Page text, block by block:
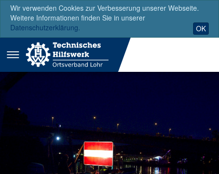
Wir verwenden Cookies zur Verbesserung unserer Webseite.
Weitere Informationen finden Sie in unserer
Datenschutzerklärung.
OK
Menü
ausklappen